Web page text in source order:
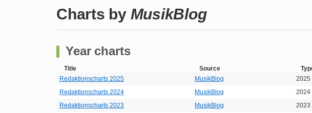
Charts by MusikBlog
Year charts
Title Source
Redaktionscharts 2025
MusikBlog 2025
Redaktionscharts 2024
MusikBlog 2024
Redaktionscharts 2023
MusikBlog 2023